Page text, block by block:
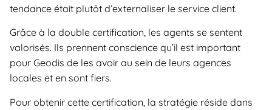
tendance était plutôt d’externaliser le service client.
Grâce à la double certification, les agents se sentent
valorisés. Ils prennent conscience qu’il est important
pour Geodis de les avoir au sein de leurs agences
locales et en sont fiers.
Pour obtenir cette certification, la stratégie réside dans